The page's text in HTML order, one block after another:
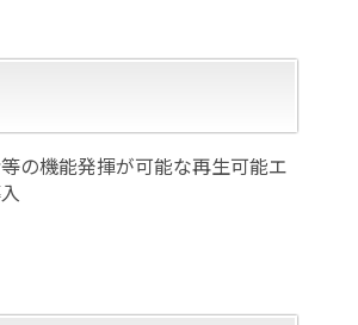
の機能発揮が可能な再生可能エ